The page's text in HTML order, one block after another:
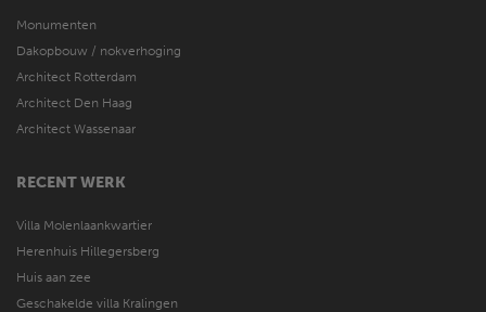
Monumenten
Dakopbouw / nokverhoging
Architect Rotterdam
Architect Den Haag
Architect Wassenaar
RECENT WERK
Villa Molenlaankwartier
Herenhuis Hillegersberg
Huis aan zee
Geschakelde villa Kralingen